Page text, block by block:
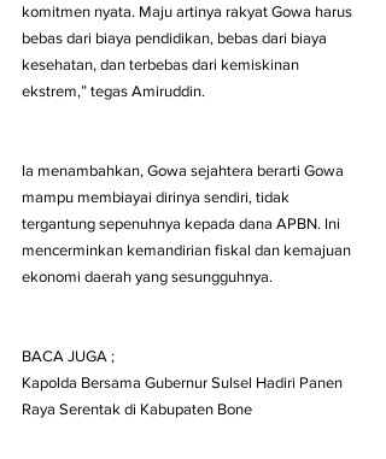
komitmen nyata. Maju artinya rakyat Gowa harus
bebas dari biaya pendidikan, bebas dari biaya
kesehatan, dan terbebas dari kemiskinan
ekstrem,” tegas Amiruddin.
Ia menambahkan, Gowa sejahtera berarti Gowa
mampu membiayai dirinya sendiri, tidak
tergantung sepenuhnya kepada dana APBN. Ini
mencerminkan kemandirian fiskal dan kemajuan
ekonomi daerah yang sesungguhnya.
BACA JUGA ;
Kapolda Bersama Gubernur Sulsel Hadiri Panen
Raya Serentak di Kabupaten Bone